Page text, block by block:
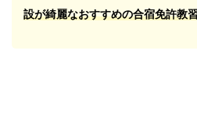
設が綺麗なおすすめの合宿免許教